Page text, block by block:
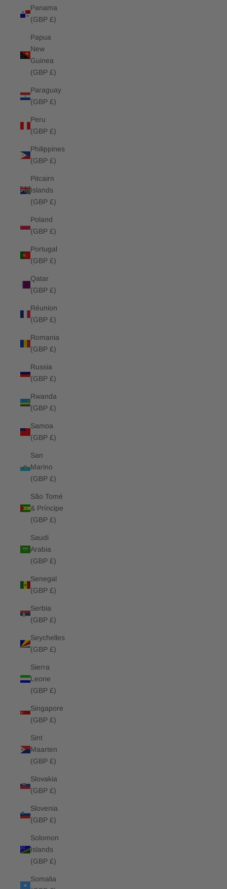
Panama
(GBP £)
Papua
New
Guinea
(GBP £)
Paraguay
(GBP £)
Peru
(GBP £)
Philippines
(GBP £)
Pitcairn
Islands
(GBP £)
Poland
(GBP £)
Portugal
(GBP £)
Qatar
(GBP £)
Réunion
(GBP £)
Romania
(GBP £)
Russia
(GBP £)
Rwanda
(GBP £)
Samoa
(GBP £)
San
Marino
(GBP £)
São Tomé
& Príncipe
(GBP £)
Saudi
Arabia
(GBP £)
Senegal
(GBP £)
Serbia
(GBP £)
Seychelles
(GBP £)
Sierra
Leone
(GBP £)
Singapore
(GBP £)
Sint
Maarten
(GBP £)
Slovakia
(GBP £)
Slovenia
(GBP £)
Solomon
Islands
(GBP £)
Somalia